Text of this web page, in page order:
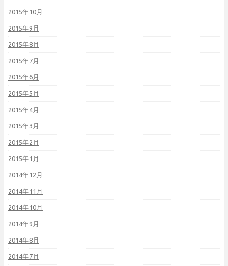
2015年10月
2015年9月
2015年8月
2015年7月
2015年6月
2015年5月
2015年4月
2015年3月
2015年2月
2015年1月
2014年12月
2014年11月
2014年10月
2014年9月
2014年8月
2014年7月